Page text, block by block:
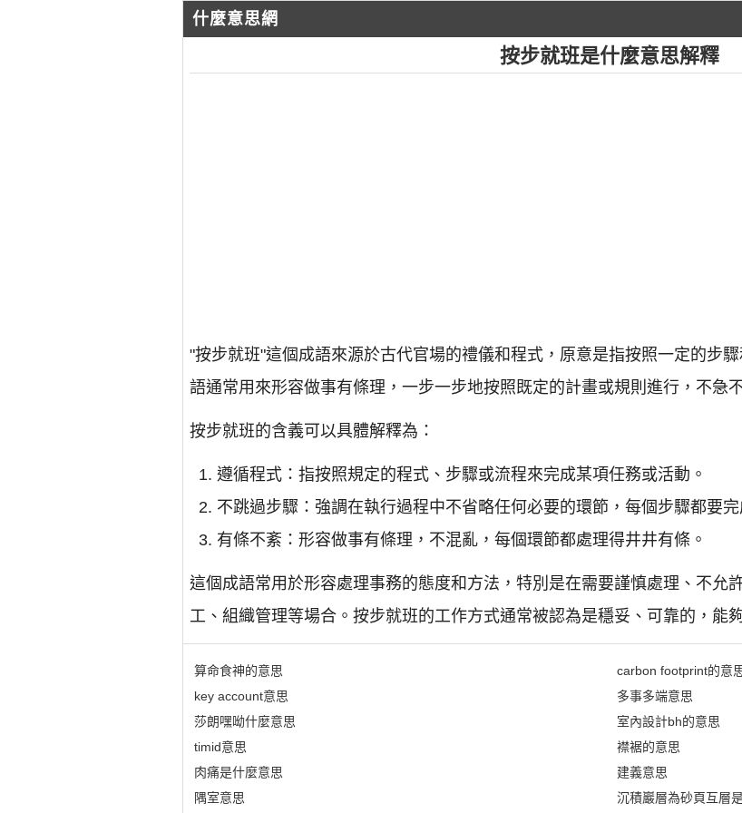
什麼意思網
按步就班是什麼意思解釋
"按步就班"這個成語來源於古代官場的禮儀和程式，原意是指按照一定的步
語通常用來形容做事有條理，一步一步地按照既定的計畫或規則進行，不急
按步就班的含義可以具體解釋為：
遵循程式：指按照規定的程式、步驟或流程來完成某項任務或活動。
不跳過步驟：強調在執行過程中不省略任何必要的環節，每個步驟都要完
有條不紊：形容做事有條理，不混亂，每個環節都處理得井井有條。
這個成語常用於形容處理事務的態度和方法，特別是在需要謹慎處理、不允
工、組織管理等場合。按步就班的工作方式通常被認為是穩妥、可靠的，能
算命食神的意思
key account意思
莎朗嘿呦什麼意思
timid意思
肉痛是什麼意思
隅室意思
carbon footprint的意
多事多端意思
室內設計bh的意思
襟裾的意思
建義意思
沉積巖層為砂頁互層